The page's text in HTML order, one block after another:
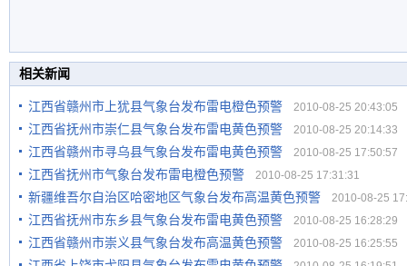
相关新闻
江西省赣州市上犹县气象台发布雷电橙色预警 2010-08-25 20:43:05
江西省抚州市崇仁县气象台发布雷电黄色预警 2010-08-25 20:14:33
江西省赣州市寻乌县气象台发布雷电黄色预警 2010-08-25 17:50:57
江西省抚州市气象台发布雷电橙色预警 2010-08-25 17:31:31
新疆维吾尔自治区哈密地区气象台发布高温黄色预警 2010-08-25
江西省抚州市东乡县气象台发布雷电黄色预警 2010-08-25 16:28:29
江西省赣州市崇义县气象台发布高温黄色预警 2010-08-25 16:25:55